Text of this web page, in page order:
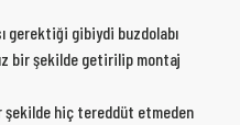
gerektiği gibiydi buzdolabı
bir şekilde getirilip montaj
şekilde hiç tereddüt etmeden